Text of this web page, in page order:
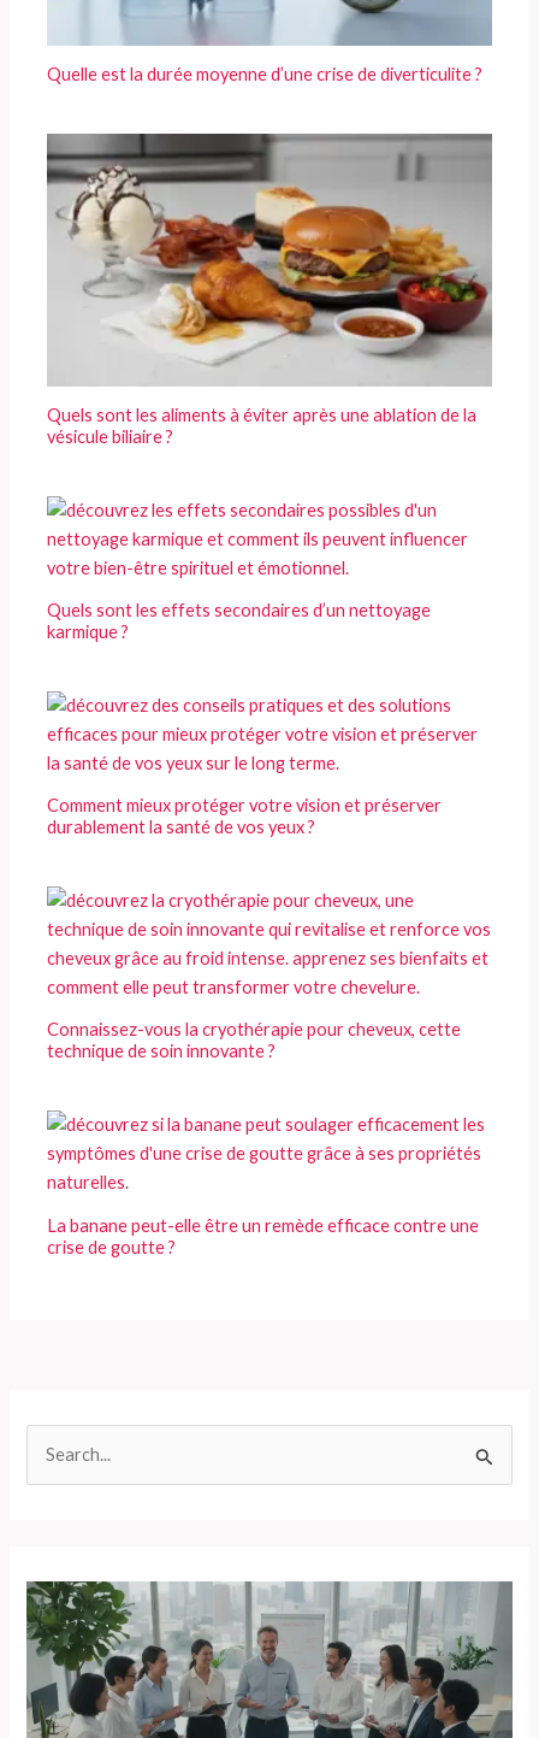
Quelle est la durée moyenne d’une crise de diverticulite ?
Quels sont les aliments à éviter après une ablation de la
vésicule biliaire ?
Quels sont les effets secondaires d’un nettoyage
karmique ?
Comment mieux protéger votre vision et préserver
durablement la santé de vos yeux ?
Connaissez-vous la cryothérapie pour cheveux, cette
technique de soin innovante ?
La banane peut-elle être un remède efficace contre une
crise de goutte ?
e
r
h
e